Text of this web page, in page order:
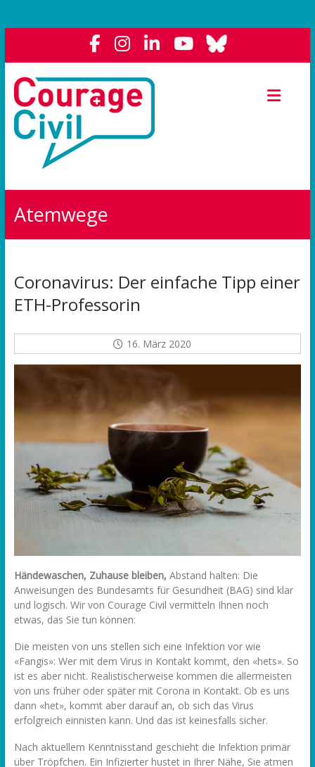
Courage
Civil
Weil
Demokratie
Atemwege
Coronavirus: Der einfache Tipp einer
ETH-Professorin
16. März 2020
Händewaschen, Zuhause bleiben, Abstand halten: Die
Anweisungen des Bundesamts für Gesundheit (BAG) sind klar
und logisch. Wir von Courage Civil vermitteln Ihnen noch
etwas, das Sie tun können:
Die meisten von uns stellen sich eine Infektion vor wie
«Fangis»: Wer mit dem Virus in Kontakt kommt, den «hets». So
ist es aber nicht. Realistischerweise kommen die allermeisten
von uns früher oder später mit Corona in Kontakt. Ob es uns
dann «het», kommt aber darauf an, ob sich das Virus
erfolgreich einnisten kann. Und das ist keinesfalls sicher.
Nach aktuellem Kenntnisstand geschieht die Infektion primär
über Tröpfchen. Ein Infizierter hustet in Ihrer Nähe, Sie atmen